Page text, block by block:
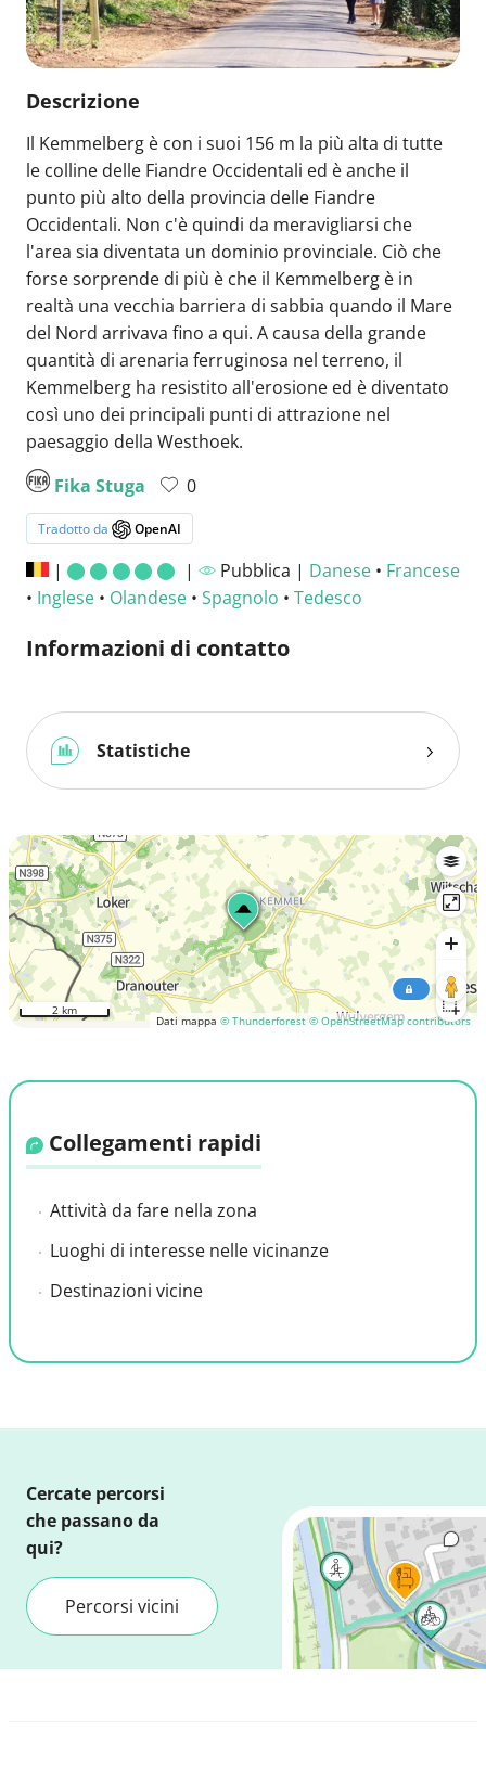
Descrizione
Il Kemmelberg è con i suoi 156 m la più alta di tutte
le colline delle Fiandre Occidentali ed è anche il
punto più alto della provincia delle Fiandre
Occidentali. Non c'è quindi da meravigliarsi che
l'area sia diventata un dominio provinciale. Ciò che
forse sorprende di più è che il Kemmelberg è in
realtà una vecchia barriera di sabbia quando il Mare
del Nord arrivava fino a qui. A causa della grande
quantità di arenaria ferruginosa nel terreno, il
Kemmelberg ha resistito all'erosione ed è diventato
così uno dei principali punti di attrazione nel
paesaggio della Westhoek.
Fika Stuga
0
Tradotto da OpenAI
| | Pubblica | Danese• Francese
• Inglese • Olandese • Spagnolo • Tedesco
Informazioni di contatto
Statistiche
Dati mappa © Thunderforest © OpenStreetMap contributors
2 km
Collegamenti rapidi
Attività da fare nella zona
Luoghi di interesse nelle vicinanze
Destinazioni vicine
Cercate percorsi
che passano da
qui?
Percorsi vicini